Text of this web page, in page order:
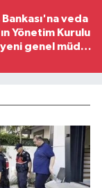
Bankası'na veda
Yönetim Kurulu
yeni genel müdür